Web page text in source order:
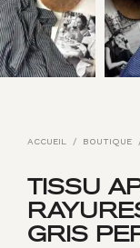
ACCUEIL / BOUTIQUE
TISSU
GRIS